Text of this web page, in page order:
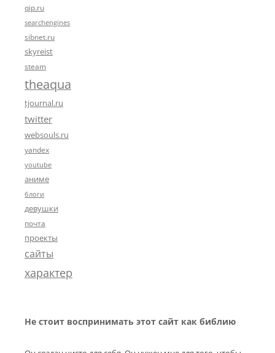
qip.ru
searchengines
sibnet.ru
skyreist
steam
theaqua
tjournal.ru
twitter
websouls.ru
yandex
youtube
аниме
блоги
девушки
почта
проекты
сайты
характер
Не стоит воспринимать этот сайт как библию